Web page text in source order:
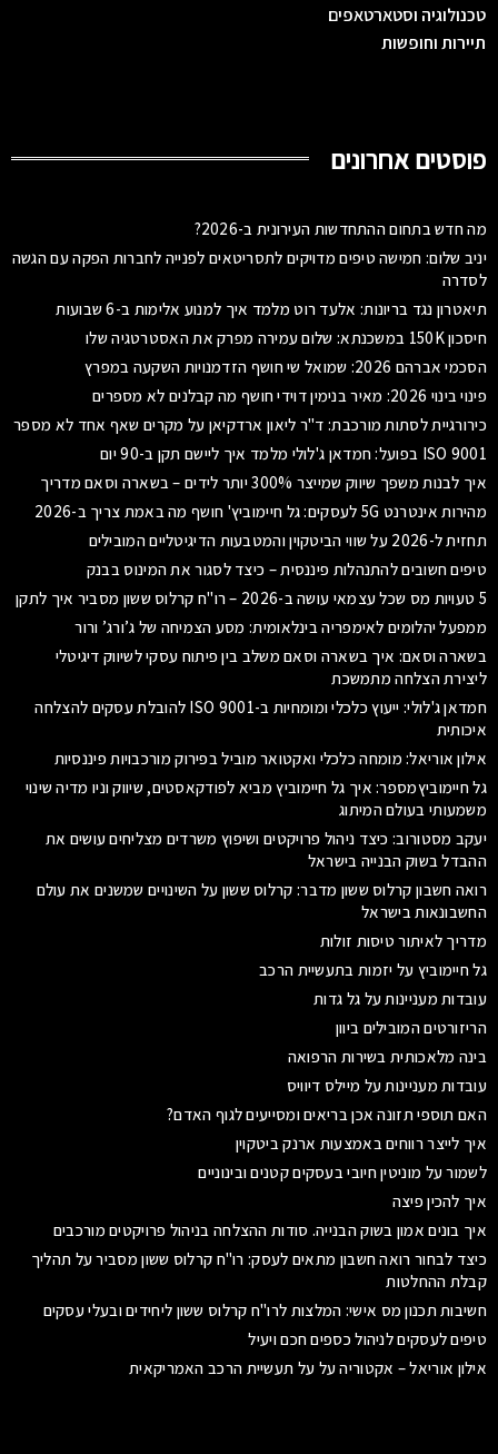
טכנולוגיה וסטארטאפים
תיירות וחופשות
פוסטים אחרונים
מה חדש בתחום ההתחדשות העירונית ב-2026?
יניב שלום: חמישה טיפים מדויקים לתסריטאים לפנייה לחברות הפקה עם הגשה
לסדרה
תיאטרון נגד בריונות: אלעד רוט מלמד איך למנוע אלימות ב-6 שבועות
חיסכון 150K במשכנתא: שלום עמירה מפרק את האסטרטגיה שלו
הסכמי אברהם 2026: שמואל שי חושף הזדמנויות השקעה במפרץ
פינוי בינוי 2026: מאיר בנימין דוידי חושף מה קבלנים לא מספרים
כירורגיית לסתות מורכבת: ד"ר ליאון ארדקיאן על מקרים שאף אחד לא מספר
ISO 9001 בפועל: חמדאן ג'לולי מלמד איך ליישם תקן ב-90 יום
איך לבנות משפך שיווק שמייצר 300% יותר לידים – בשארה וסאם מדריך
מהירות אינטרנט 5G לעסקים: גל חיימוביץ' חושף מה באמת צריך ב-2026
תחזית ל-2026 על שווי הביטקוין והמטבעות הדיגיטליים המובילים
טיפים חשובים להתנהלות פיננסית – כיצד לסגור את המינוס בבנק
5 טעויות מס שכל עצמאי עושה ב-2026 – רו"ח קרלוס ששון מסביר איך לתקן
ממפעל יהלומים לאימפריה בינלאומית: מסע הצמיחה של ג’ורג’ ורור
בשארה וסאם: איך בשארה וסאם משלב בין פיתוח עסקי לשיווק דיגיטלי
ליצירת הצלחה מתמשכת
חמדאן ג'לולי: ייעוץ כלכלי ומומחיות ב-ISO 9001 להובלת עסקים להצלחה
איכותית
אילון אוריאל: מומחה כלכלי ואקטואר מוביל בפירוק מורכבויות פיננסיות
גל חיימוביץמספר: איך גל חיימוביץ מביא לפודקאסטים, שיווק וניו מדיה שינוי
משמעותי בעולם המיתוג
יעקב מסטורוב: כיצד ניהול פרויקטים ושיפוץ משרדים מצליחים עושים את
ההבדל בשוק הבנייה בישראל
רואה חשבון קרלוס ששון מדבר: קרלוס ששון על השינויים שמשנים את עולם
החשבונאות בישראל
מדריך לאיתור טיסות זולות
גל חיימוביץ על יזמות בתעשיית הרכב
עובדות מעניינות על גל גדות
הריזורטים המובילים ביוון
בינה מלאכותית בשירות הרפואה
עובדות מעניינות על מיילס דיוויס
האם תוספי תזונה אכן בריאים ומסייעים לגוף האדם?
איך לייצר רווחים באמצעות ארנק ביטקוין
לשמור על מוניטין חיובי בעסקים קטנים ובינוניים
איך להכין פיצה
איך בונים אמון בשוק הבנייה. סודות ההצלחה בניהול פרויקטים מורכבים
כיצד לבחור רואה חשבון מתאים לעסק: רו"ח קרלוס ששון מסביר על תהליך
קבלת ההחלטות
חשיבות תכנון מס אישי: המלצות לרו"ח קרלוס ששון ליחידים ובעלי עסקים
טיפים לעסקים לניהול כספים חכם ויעיל
אילון אוריאל – אקטוריה על על תעשיית הרכב האמריקאית